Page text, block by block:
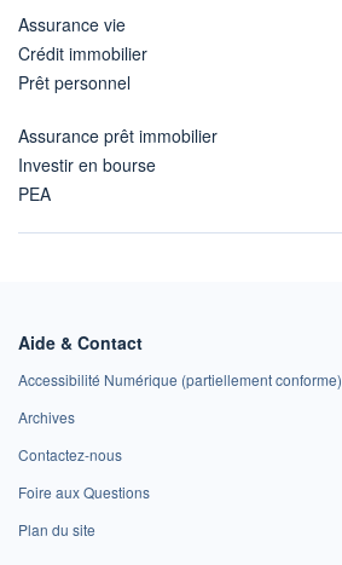
Assurance vie
Crédit immobilier
Prêt personnel
Assurance prêt immobilier
Investir en bourse
PEA
Aide & Contact
Accessibilité Numérique (partiellement conforme)
Archives
Contactez-nous
Foire aux Questions
Plan du site